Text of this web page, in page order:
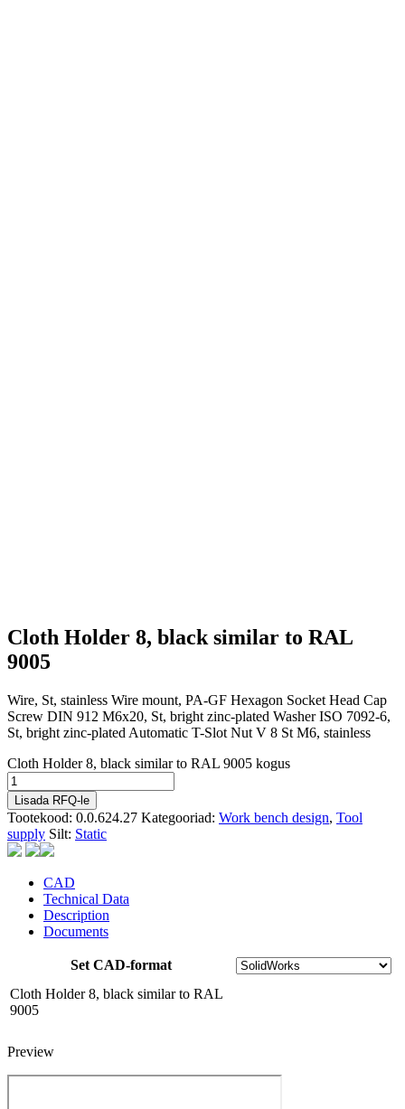
Cloth Holder 8, black similar to RAL
9005
Wire, St, stainless Wire mount, PA-GF Hexagon Socket Head Cap
Screw DIN 912 M6x20, St, bright zinc-plated Washer ISO 7092-6,
St, bright zinc-plated Automatic T-Slot Nut V 8 St M6, stainless
Cloth Holder 8, black similar to RAL 9005 kogus
Lisada RFQ-le
Tootekood: 0.0.624.27 Kategooriad: Work bench design, Tool
supply Silt: Static
CAD
Technical Data
Description
Documents
Set CAD-format
Cloth Holder 8, black similar to RAL
9005
Preview